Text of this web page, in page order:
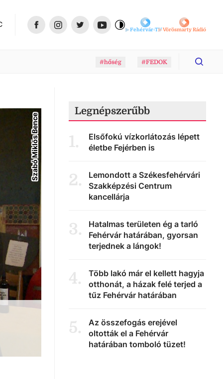
Fehérvár-TVVörösmarty Rádió
#hőség #FEDOK
Szabó Miklós Bence
Legnépszerűbb
1.
Elsőfokú vízkorlátozás lépett
életbe Fejérben is
2.
Lemondott a Székesfehérvári
Szakképzési Centrum
kancellárja
3.
Hatalmas területen ég a tarló
Fehérvár határában, gyorsan
terjednek a lángok!
4.
Több lakó már el kellett hagyja
otthonát, a házak felé terjed a
tűz Fehérvár határában
5.
Az összefogás erejével
oltották el a Fehérvár
határában tomboló tüzet!